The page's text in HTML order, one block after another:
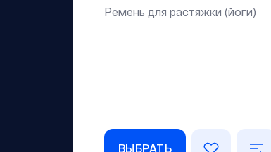
Ремень для растяжки (йоги)
ВЫБРАТЬ